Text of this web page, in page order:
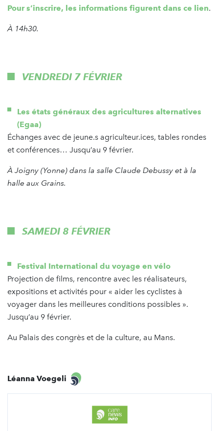
Pour s’inscrire, les informations figurent dans ce lien.
À 14h30.
VENDREDI 7 FÉVRIER
Les états généraux des agricultures alternatives
(Egaa)
Échanges avec de jeune.s agriculteur.ices, tables rondes
et conférences… Jusqu’au 9 février.
À Joigny (Yonne) dans la salle Claude Debussy et à la
halle aux Grains.
SAMEDI 8 FÉVRIER
Festival International du voyage en vélo
Projection de films, rencontre avec les réalisateurs,
expositions et activités pour « aider les cyclistes à
voyager dans les meilleures conditions possibles ».
Jusqu’au 9 février.
Au Palais des congrès et de la culture, au Mans.
Léanna Voegeli